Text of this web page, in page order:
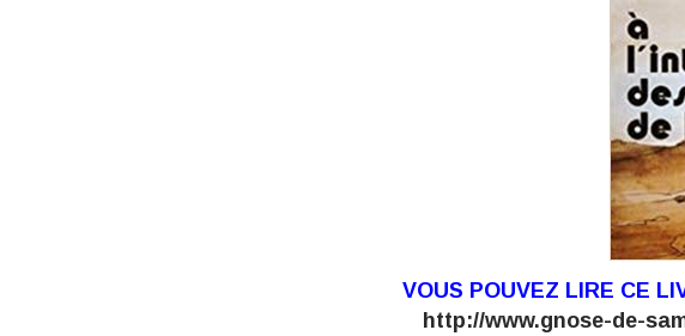
VOUS POUVEZ LIRE CE
http://www.gnose-de-